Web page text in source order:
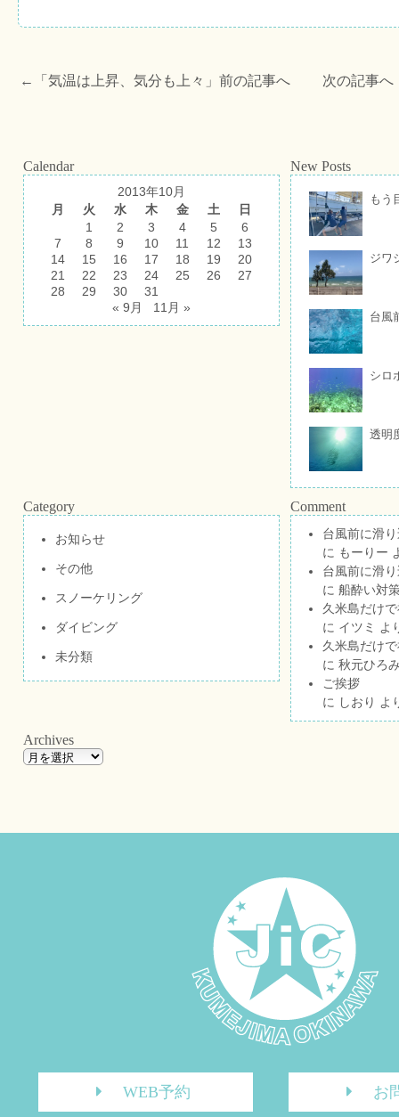
←「 気温は上昇、気分も上々 」前の記事へ 次の記事へ
Calendar
2013年10月
月
火 水 木 金 土
日
1
2 3 4 5
6
7
8 9 10 11 12
13
14
15 16 17 18 19
20
21
22 23 24 25 26
27
28
29 30
31
« 9月
11月 »
New Posts
もう
ジワ
台風
シロ
透明
Category
お知らせ
その他
スノーケリング
ダイビング
未分類
Comment
台風前に滑
に もーりー
台風前に滑
に 船酔い対
久米島だけ
に イツミ
よ
久米島だけ
に 秋元ひろ
ご挨拶
に しおり よ
Archives
WEB予約 お